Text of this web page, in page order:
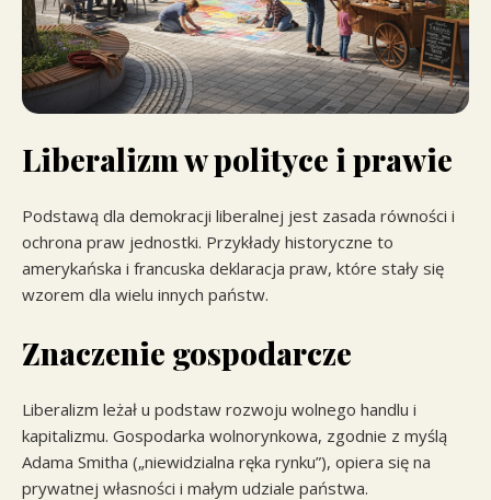
Liberalizm w polityce i prawie
Podstawą dla demokracji liberalnej jest zasada równości i
ochrona praw jednostki. Przykłady historyczne to
amerykańska i francuska deklaracja praw, które stały się
wzorem dla wielu innych państw.
Znaczenie gospodarcze
Liberalizm leżał u podstaw rozwoju wolnego handlu i
kapitalizmu. Gospodarka wolnorynkowa, zgodnie z myślą
Adama Smitha („niewidzialna ręka rynku”), opiera się na
prywatnej własności i małym udziale państwa.